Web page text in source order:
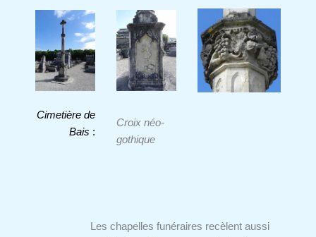
Cimetière de
Bais :
Croix néo-
gothique
Les chapelles funéraires recèlent aussi